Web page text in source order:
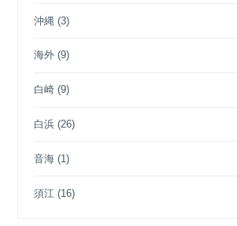
沖縄 (3)
海外 (9)
白崎 (9)
白浜 (26)
音海 (1)
須江 (16)